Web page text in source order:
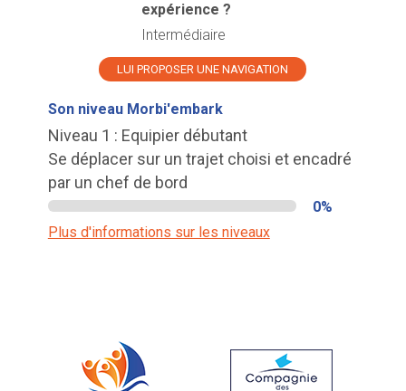
expérience ?
Intermédiaire
LUI PROPOSER UNE NAVIGATION
Son niveau Morbi'embark
Niveau 1 : Equipier débutant
Se déplacer sur un trajet choisi et encadré
par un chef de bord
0%
Plus d'informations sur les niveaux